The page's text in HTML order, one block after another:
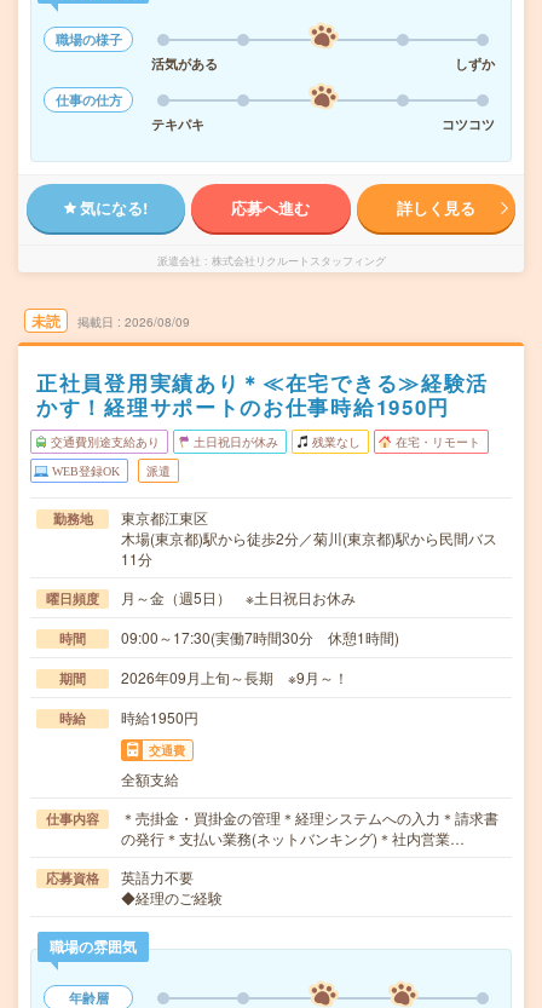
職場の様子
活気がある
しずか
仕事の仕方
テキパキ
コツコツ
気になる! 応募へ進む 詳しく見る
派遣会社 株式会社リクルートスタッフィング
未読 掲載日 2026/08/09
正社員登用実績あり＊≪在宅できる≫経験活
かす！経理サポートのお仕事時給1950円
交通費別途支給あり 土日祝日が休み 残業なし 在宅・リモート
WEB登録OK 派遣
勤務地
東京都江東区
木場(東京都)駅から徒歩2分／菊川(東京都)駅から民間バス
11分
曜日頻度 月～金（週5日） ※土日祝日お休み
時間 09:00～17:30(実働7時間30分 休憩1時間)
期間 2026年09月上旬～長期 ※9月～！
時給 時給1950円
交通費
全額支給
仕事内容
＊売掛金・買掛金の管理＊経理システムへの入力＊請求書
の発行＊支払い業務(ネットバンキング)＊社内営業…
応募資格
英語力不要
◆経理のご経験
職場の雰囲気
年齢層